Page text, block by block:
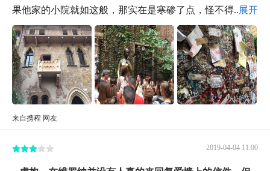
果他家的小院就如这般，那实在是寒碜了点，怪不得...展开
来自携程 网友
2019-04-04 11:00